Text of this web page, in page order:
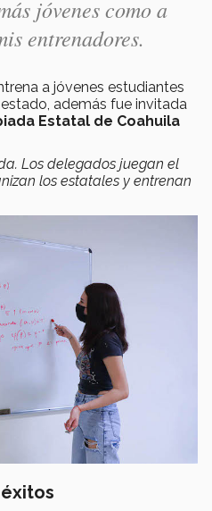
jóvenes como a
entrenadores.
a jóvenes estudiantes
además fue invitada
Estatal de Coahuila
Los delegados juegan el
los estatales y entrenan